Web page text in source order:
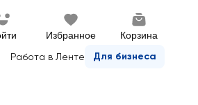
Избранное Корзина
Работа в Ленте Для бизнеса